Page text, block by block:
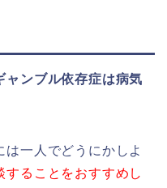
ャンブル依存症は病気
一人でどうにかしよ
することをおすすめし